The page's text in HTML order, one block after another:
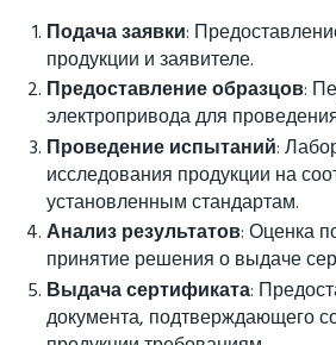
Подача заявки:
продукции и заявителе.
Предоставление образцов:
электропривода для
Проведение испытаний:
исследования продукции на
установленным стандартам.
Анализ результатов: Оценка
принятие решения о выдаче
Выдача сертификата:
документа, подтверждающего